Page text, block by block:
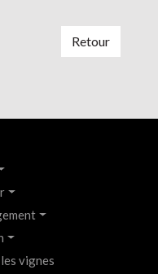
Retour
vignes